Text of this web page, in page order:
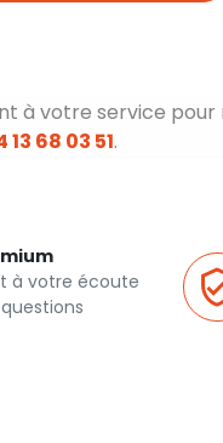
à votre service
13 68 03 51.
à votre écoute